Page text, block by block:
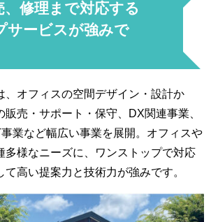
修理まで対応する
サービスが強みで
、オフィスの空間デザイン・設計か
販売・サポート・保守、DX関連事業、
業など幅広い事業を展開。オフィスや
多様なニーズに、ワンストップで対応
て高い提案力と技術力が強みです。